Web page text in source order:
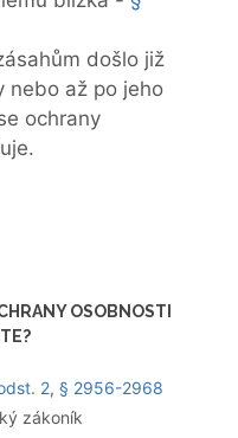
došlo již
nebo až po jeho
ochrany
OSOBNOSTI
2, § 2956-2968
zákoník